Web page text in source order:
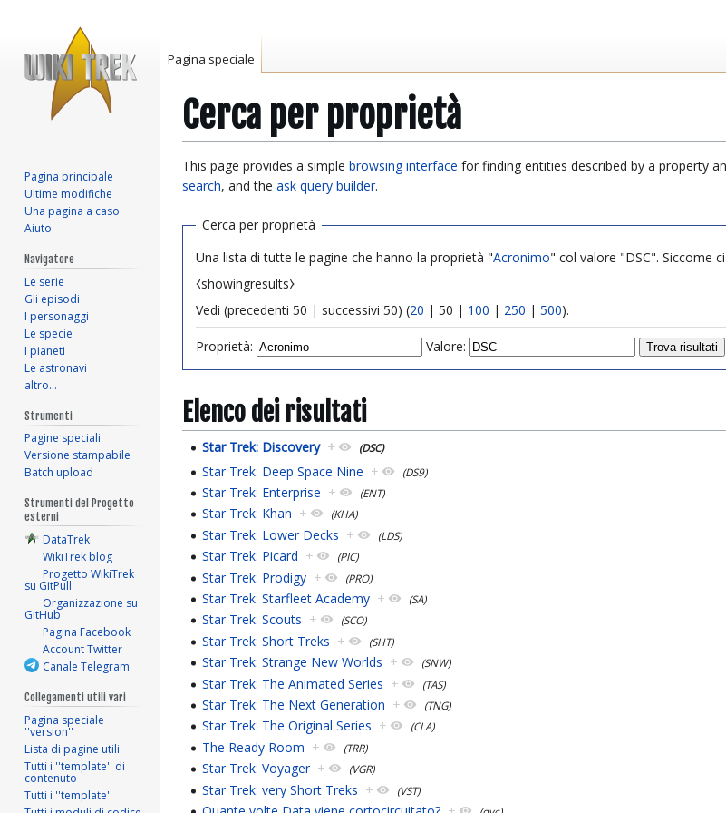
Cerca per proprietà
Vai
alla
Vai
alla
This page provides a simple browsing interface for finding entities described by a property
search, and the ask query builder.
Cerca per proprietà
Una lista di tutte le pagine che hanno la proprietà "Acronimo" col valore "DSC". Siccome
⧼showingresults⧽
Vedi (precedenti 50 | successivi 50) (20 | 50 | 100 | 250 | 500).
Proprietà: Valore:
Elenco dei risultati
Star Trek: Discovery + (DSC)
Star Trek: Deep Space Nine + (DS9)
Star Trek: Enterprise + (ENT)
Star Trek: Khan + (KHA)
Star Trek: Lower Decks + (LDS)
Star Trek: Picard + (PIC)
Star Trek: Prodigy + (PRO)
Star Trek: Starfleet Academy + (SA)
Star Trek: Scouts + (SCO)
Star Trek: Short Treks + (SHT)
Star Trek: Strange New Worlds + (SNW)
Star Trek: The Animated Series + (TAS)
Star Trek: The Next Generation + (TNG)
Star Trek: The Original Series + (CLA)
The Ready Room + (TRR)
Star Trek: Voyager + (VGR)
Star Trek: very Short Treks + (VST)
Pagina speciale
Pagina principale
Ultime modifiche
Una pagina a caso
Aiuto
Navigatore
Le serie
Gli episodi
I personaggi
Le specie
I pianeti
Le astronavi
altro…
Strumenti
Pagine speciali
Versione stampabile
Batch upload
Strumenti del Progetto
esterni
DataTrek
WikiTrek blog
Progetto WikiTrek
su GitPull
Organizzazione su
GitHub
Pagina Facebook
Account Twitter
Canale Telegram
Collegamenti utili vari
Pagina speciale
''version''
Lista di pagine utili
Tutti i ''template'' di
contenuto
Tutti i ''template''